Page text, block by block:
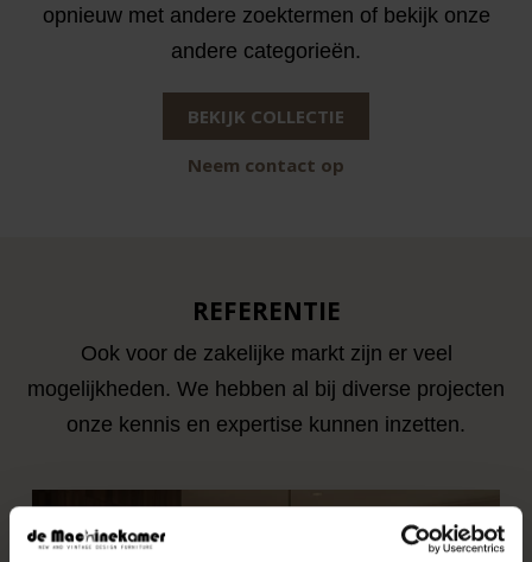
opnieuw met andere zoektermen of bekijk onze
andere categorieën.
BEKIJK COLLECTIE
Neem contact op
REFERENTIE
Ook voor de zakelijke markt zijn er veel
mogelijkheden. We hebben al bij diverse projecten
onze kennis en expertise kunnen inzetten.